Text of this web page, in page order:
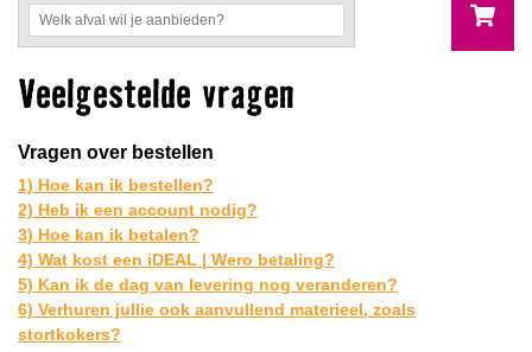
Veelgestelde vragen
Vragen over bestellen
1) Hoe kan ik bestellen?
2) Heb ik een account nodig?
3) Hoe kan ik betalen?
4) Wat kost een iDEAL | Wero betaling?
5) Kan ik de dag van levering nog veranderen?
6) Verhuren jullie ook aanvullend materieel, zoals
stortkokers?